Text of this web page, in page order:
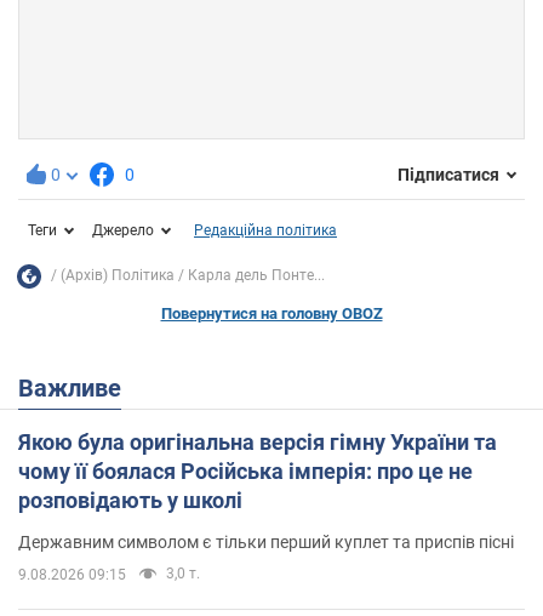
0 0 Підписатися
Теги Джерело Редакційна політика
(Архів) Політика Карла дель Понте...
Повернутися на головну OBOZ
Важливе
Якою була оригінальна версія гімну України та
чому її боялася Російська імперія: про це не
розповідають у школі
Державним символом є тільки перший куплет та приспів пісні
9.08.2026 09:15 3,0 т.